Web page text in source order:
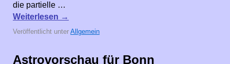
die partielle …
Weiterlesen →
Veröffentlicht unter Allgemein
Astrovorschau für Bonn